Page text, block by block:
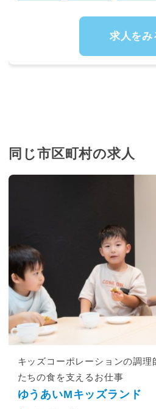
子どもたちの生活習
していただきます。
求人をみ
同じ市区町村の求人
キッズコーポレーションの調理
たちの食を支えるお仕事
ゆうあいMキッズランド